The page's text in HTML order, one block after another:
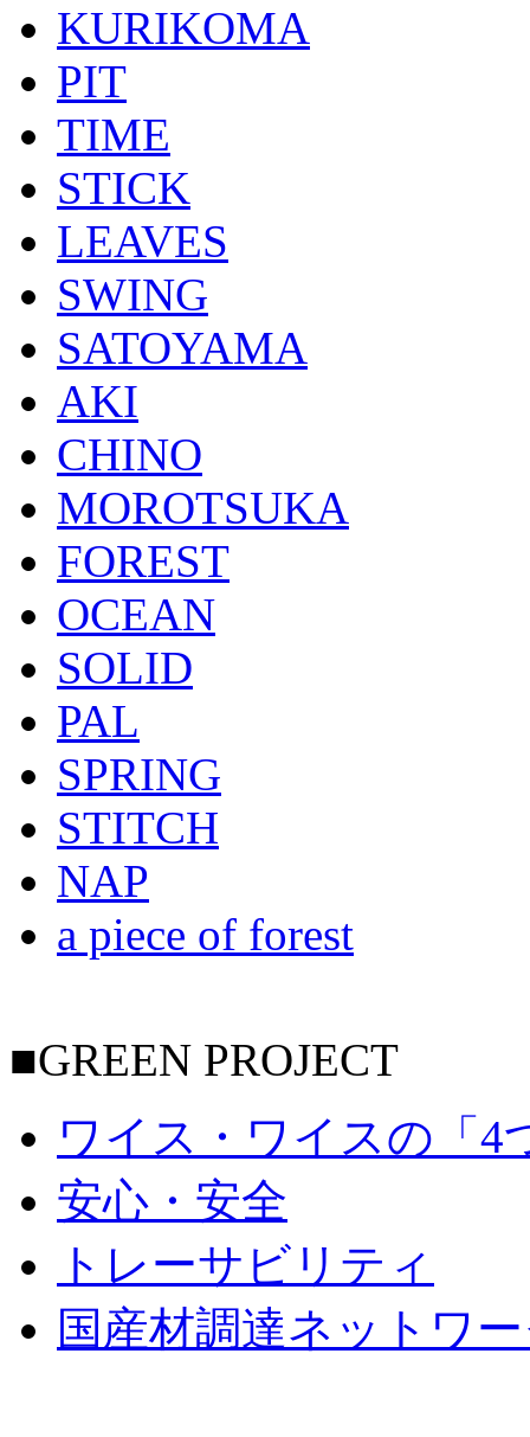
KURIKOMA
PIT
TIME
STICK
LEAVES
SWING
SATOYAMA
AKI
CHINO
MOROTSUKA
FOREST
OCEAN
SOLID
PAL
SPRING
STITCH
NAP
a piece of forest
■GREEN PROJECT
ワイス・ワイスの「4
安心・安全
トレーサビリティ
国産材調達ネットワ